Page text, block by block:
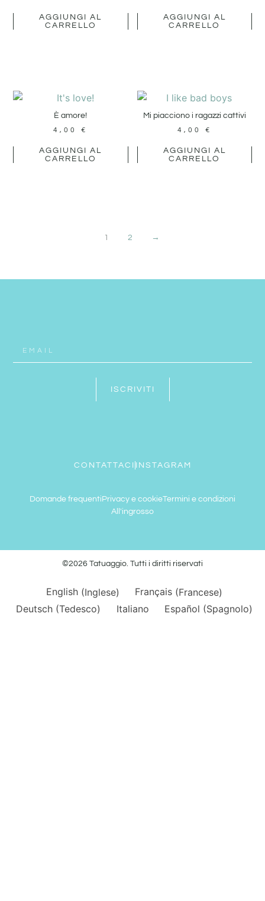
AGGIUNGI AL
CARRELLO
AGGIUNGI AL
CARRELLO
È amore!
4,00€
AGGIUNGI AL
CARRELLO
Mi piacciono i ragazzi cattivi
4,00 €
AGGIUNGI AL
CARRELLO
1 2 →
ISCRIVITI
CONTATTACI INSTAGRAM
Domande frequenti Privacy e cookieTermini e condizioni
All'ingrosso
©2026 Tatuaggio. Tutti i diritti riservati
English (Inglese) Français (Francese)
Deutsch (Tedesco) Italiano Español (Spagnolo)